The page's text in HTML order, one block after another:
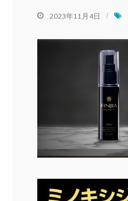
2023年11月4日